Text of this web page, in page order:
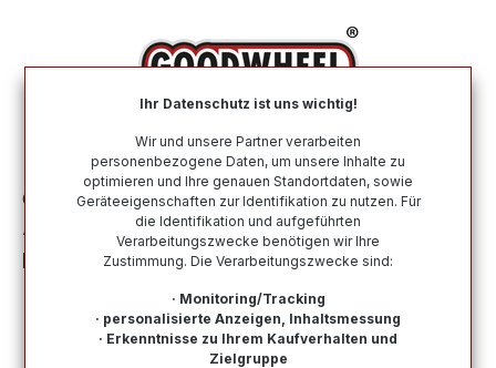
Ganzjahresreifen Nach Größe 245 50 R18
ATLAS GREEN3 4S 245/50R18 104Y XL
BSW
Ihr Datenschutz ist uns wichtig!
Wir und unsere Partner verarbeiten
personenbezogene Daten, um unsere Inhalte zu
optimieren und Ihre genauen Standortdaten, sowie
Geräteeigenschaften zur Identifikation zu nutzen. Für
die Identifikation und aufgeführten
Verarbeitungszwecke benötigen wir Ihre
Zustimmung. Die Verarbeitungszwecke sind:
· Monitoring/Tracking
· personalisierte Anzeigen, Inhaltsmessung
· Erkenntnisse zu Ihrem Kaufverhalten und
Zielgruppe